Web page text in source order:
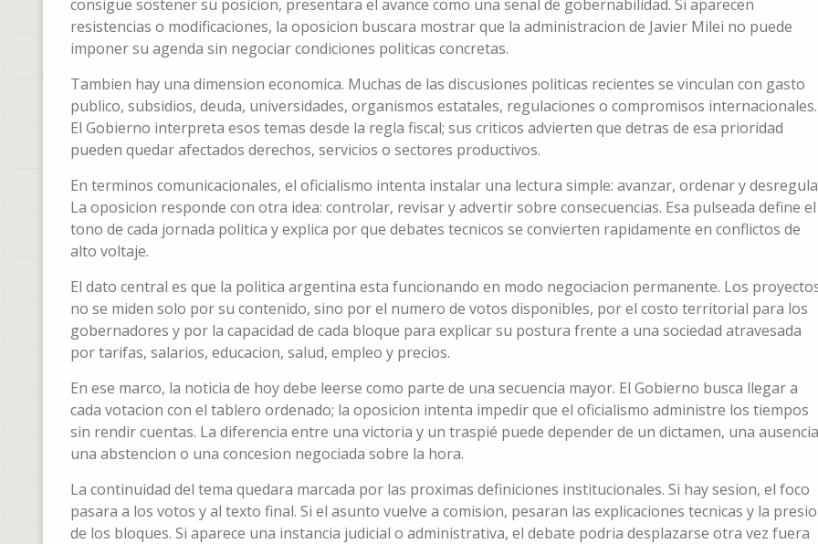
consigue sostener su posicion, presentara el avance como una senal de gobernabilidad. Si aparecen
resistencias o modificaciones, la oposicion buscara mostrar que la administracion de Javier Milei no puede
imponer su agenda sin negociar condiciones politicas concretas.
Tambien hay una dimension economica. Muchas de las discusiones politicas recientes se vinculan con gasto
publico, subsidios, deuda, universidades, organismos estatales, regulaciones o compromisos internacionales.
El Gobierno interpreta esos temas desde la regla fiscal; sus criticos advierten que detras de esa prioridad
pueden quedar afectados derechos, servicios o sectores productivos.
En terminos comunicacionales, el oficialismo intenta instalar una lectura simple: avanzar, ordenar y
La oposicion responde con otra idea: controlar, revisar y advertir sobre consecuencias. Esa pulseada define el
tono de cada jornada politica y explica por que debates tecnicos se convierten rapidamente en conflictos de
alto voltaje.
El dato central es que la politica argentina esta funcionando en modo negociacion permanente. Los
no se miden solo por su contenido, sino por el numero de votos disponibles, por el costo territorial para los
gobernadores y por la capacidad de cada bloque para explicar su postura frente a una sociedad atravesada
por tarifas, salarios, educacion, salud, empleo y precios.
En ese marco, la noticia de hoy debe leerse como parte de una secuencia mayor. El Gobierno busca llegar a
cada votacion con el tablero ordenado; la oposicion intenta impedir que el oficialismo administre los tiempos
sin rendir cuentas. La diferencia entre una victoria y un traspié puede depender de un dictamen, una
una abstencion o una concesion negociada sobre la hora.
La continuidad del tema quedara marcada por las proximas definiciones institucionales. Si hay sesion, el foco
pasara a los votos y al texto final. Si el asunto vuelve a comision, pesaran las explicaciones tecnicas y la
de los bloques. Si aparece una instancia judicial o administrativa, el debate podria desplazarse otra vez fuera